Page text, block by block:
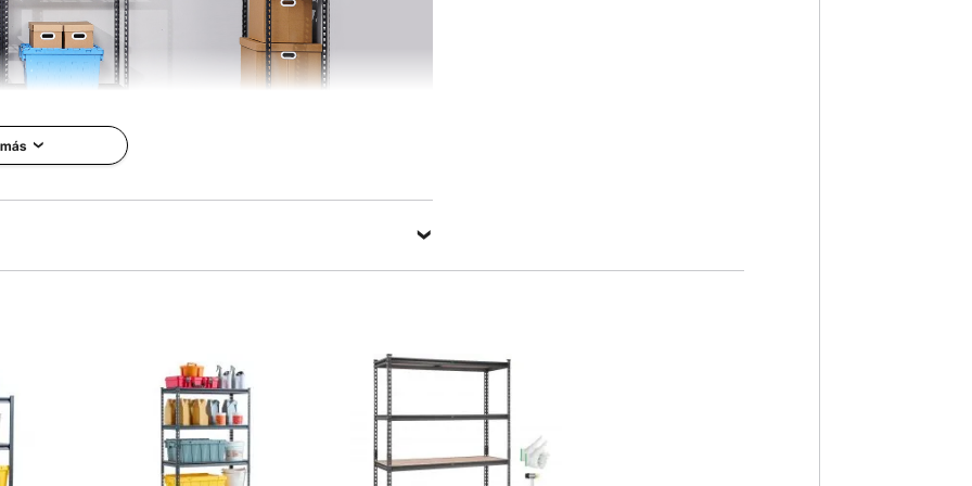
presenta una gran capacidad de carga, una
diversas necesidades individuales con diseños